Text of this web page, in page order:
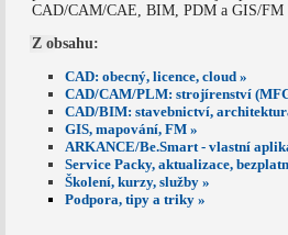
CAD/CAM/CAE, BIM, PDM a GIS/FM
Z obsahu:
CAD: obecný, licence, cloud »
CAD/CAM/PLM: strojírenství
CAD/BIM: stavebnictví,
GIS, mapování, FM »
ARKANCE/Be.Smart - vlastní
Service Packy, aktualizace,
Školení, kurzy, služby »
Podpora, tipy a triky »